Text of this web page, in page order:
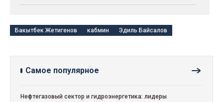
Бакытбек Жетигенов кабмин Эдиль Байсалов
Самое популярное
Нефтегазовый сектор и гидроэнергетика: лидеры